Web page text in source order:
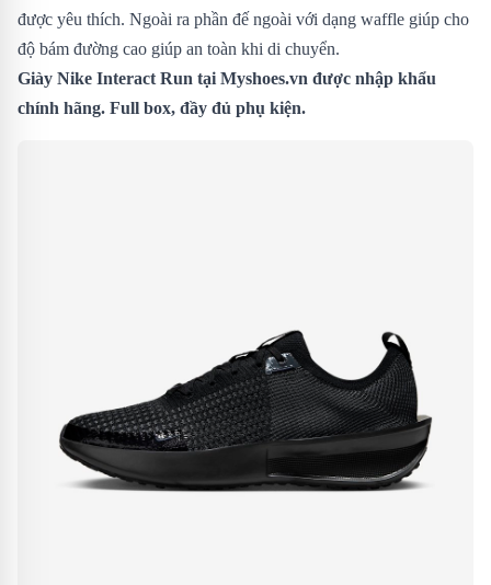
được yêu thích. Ngoài ra phần đế ngoài với dạng waffle giúp cho
độ bám đường cao giúp an toàn khi di chuyển.
Giày Nike Interact Run tại Myshoes.vn được nhập khẩu
chính hãng. Full box, đầy đủ phụ kiện.